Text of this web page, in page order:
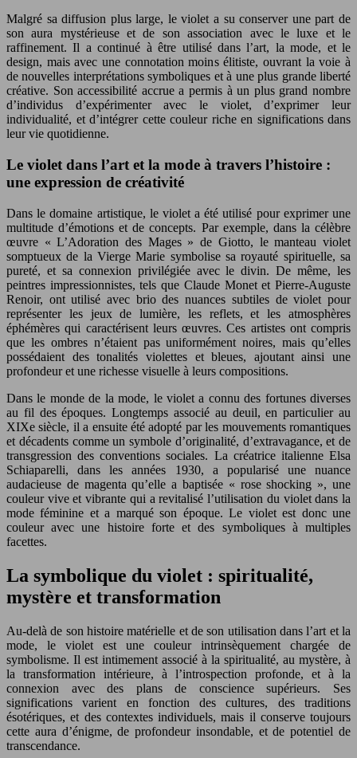
Malgré sa diffusion plus large, le violet a su conserver une part de
son aura mystérieuse et de son association avec le luxe et le
raffinement. Il a continué à être utilisé dans l’art, la mode, et le
design, mais avec une connotation moins élitiste, ouvrant la voie à
de nouvelles interprétations symboliques et à une plus grande liberté
créative. Son accessibilité accrue a permis à un plus grand nombre
d’individus d’expérimenter avec le violet, d’exprimer leur
individualité, et d’intégrer cette couleur riche en significations dans
leur vie quotidienne.
Le violet dans l’art et la mode à travers l’histoire :
une expression de créativité
Dans le domaine artistique, le violet a été utilisé pour exprimer une
multitude d’émotions et de concepts. Par exemple, dans la célèbre
œuvre « L’Adoration des Mages » de Giotto, le manteau violet
somptueux de la Vierge Marie symbolise sa royauté spirituelle, sa
pureté, et sa connexion privilégiée avec le divin. De même, les
peintres impressionnistes, tels que Claude Monet et Pierre-Auguste
Renoir, ont utilisé avec brio des nuances subtiles de violet pour
représenter les jeux de lumière, les reflets, et les atmosphères
éphémères qui caractérisent leurs œuvres. Ces artistes ont compris
que les ombres n’étaient pas uniformément noires, mais qu’elles
possédaient des tonalités violettes et bleues, ajoutant ainsi une
profondeur et une richesse visuelle à leurs compositions.
Dans le monde de la mode, le violet a connu des fortunes diverses
au fil des époques. Longtemps associé au deuil, en particulier au
XIXe siècle, il a ensuite été adopté par les mouvements romantiques
et décadents comme un symbole d’originalité, d’extravagance, et de
transgression des conventions sociales. La créatrice italienne Elsa
Schiaparelli, dans les années 1930, a popularisé une nuance
audacieuse de magenta qu’elle a baptisée « rose shocking », une
couleur vive et vibrante qui a revitalisé l’utilisation du violet dans la
mode féminine et a marqué son époque. Le violet est donc une
couleur avec une histoire forte et des symboliques à multiples
facettes.
La symbolique du violet : spiritualité,
mystère et transformation
Au-delà de son histoire matérielle et de son utilisation dans l’art et la
mode, le violet est une couleur intrinsèquement chargée de
symbolisme. Il est intimement associé à la spiritualité, au mystère, à
la transformation intérieure, à l’introspection profonde, et à la
connexion avec des plans de conscience supérieurs. Ses
significations varient en fonction des cultures, des traditions
ésotériques, et des contextes individuels, mais il conserve toujours
cette aura d’énigme, de profondeur insondable, et de potentiel de
transcendance.